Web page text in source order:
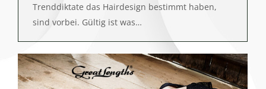
Trenddiktate das Hairdesign bestimmt haben,
sind vorbei. Gültig ist was…